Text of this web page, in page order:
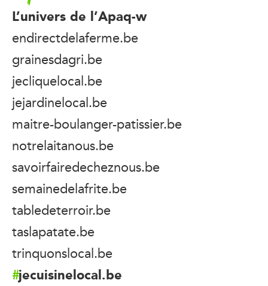
L’univers de l’Apaq-w
endirectdelaferme.be
grainesdagri.be
jecliquelocal.be
jejardinelocal.be
maitre-boulanger-patissier.be
notrelaitanous.be
savoirfairedecheznous.be
semainedelafrite.be
tabledeterroir.be
taslapatate.be
trinquonslocal.be
jecuisinelocal.be